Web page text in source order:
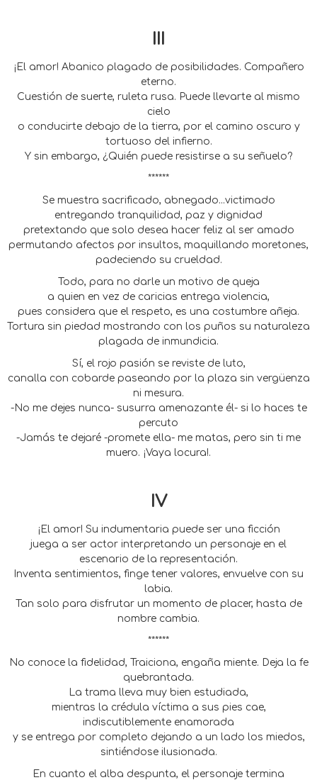
III
¡El amor! Abanico plagado de posibilidades. Compañero
eterno.
Cuestión de suerte, ruleta rusa. Puede llevarte al mismo
cielo
o conducirte debajo de la tierra, por el camino oscuro y
tortuoso del infierno.
Y sin embargo, ¿Quién puede resistirse a su señuelo?
******
Se muestra sacrificado, abnegado...victimado
entregando tranquilidad, paz y dignidad
pretextando que solo desea hacer feliz al ser amado
permutando afectos por insultos, maquillando moretones,
padeciendo su crueldad.
Todo, para no darle un motivo de queja
a quien en vez de caricias entrega violencia,
pues considera que el respeto, es una costumbre añeja.
Tortura sin piedad mostrando con los puños su naturaleza
plagada de inmundicia.
Sí, el rojo pasión se reviste de luto,
canalla con cobarde paseando por la plaza sin vergüenza
ni mesura.
-No me dejes nunca- susurra amenazante él- si lo haces te
percuto
-Jamás te dejaré -promete ella- me matas, pero sin ti me
muero. ¡Vaya locura!.
IV
¡El amor! Su indumentaria puede ser una ficción
juega a ser actor interpretando un personaje en el
escenario de la representación.
Inventa sentimientos, finge tener valores, envuelve con su
labia.
Tan solo para disfrutar un momento de placer, hasta de
nombre cambia.
******
No conoce la fidelidad, Traiciona, engaña miente. Deja la fe
quebrantada.
La trama lleva muy bien estudiada,
mientras la crédula víctima a sus pies cae,
indiscutiblemente enamorada
y se entrega por completo dejando a un lado los miedos,
sintiéndose ilusionada.
En cuanto el alba despunta, el personaje termina